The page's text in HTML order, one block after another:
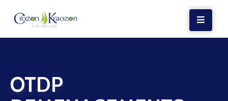
VIE
LOCALE
OTDP